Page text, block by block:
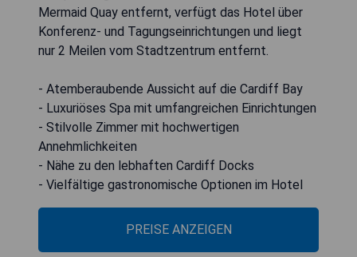
Mermaid Quay entfernt, verfügt das Hotel über
Konferenz- und Tagungseinrichtungen und liegt
nur 2 Meilen vom Stadtzentrum entfernt.
- Atemberaubende Aussicht auf die Cardiff Bay
- Luxuriöses Spa mit umfangreichen Einrichtungen
- Stilvolle Zimmer mit hochwertigen
Annehmlichkeiten
- Nähe zu den lebhaften Cardiff Docks
- Vielfältige gastronomische Optionen im Hotel
PREISE ANZEIGEN